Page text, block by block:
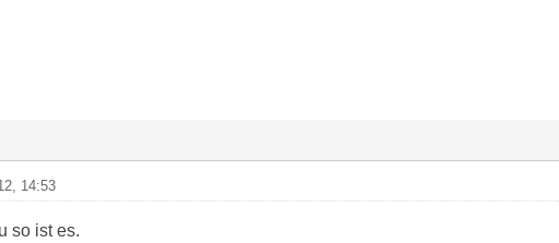
14:53
so ist es.